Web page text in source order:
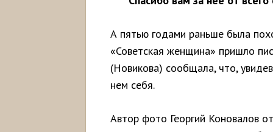
А пятью годами раньше была
«Советская женщина» пришло
(Новикова) сообщала, что,
нем себя.
Автор фото Георгий Коновалов